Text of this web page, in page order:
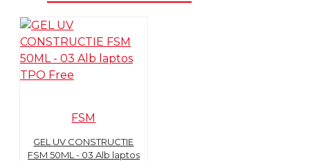
FSM
GEL UV CONSTRUCTIE
FSM 50ML - 03 Alb laptos